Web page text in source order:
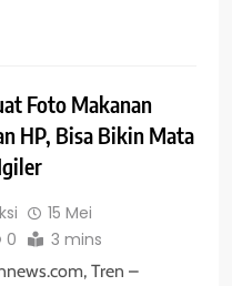
Foto Makanan
HP, Bisa Bikin Mata
15 Mei
0 3 mins
Tren –